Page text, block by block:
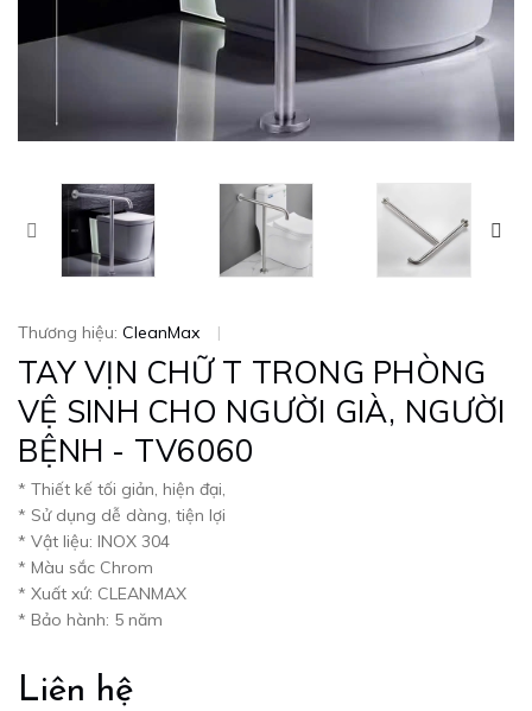
Thương hiệu: CleanMax |
TAY VỊN CHỮ T TRONG PHÒNG
VỆ SINH CHO NGƯỜI GIÀ, NGƯỜI
BỆNH - TV6060
* Thiết kế tối giản, hiện đại,
* Sử dụng dễ dàng, tiện lợi
* Vật liệu: INOX 304
* Màu sắc Chrom
* Xuất xứ: CLEANMAX
* Bảo hành: 5 năm
Liên hệ